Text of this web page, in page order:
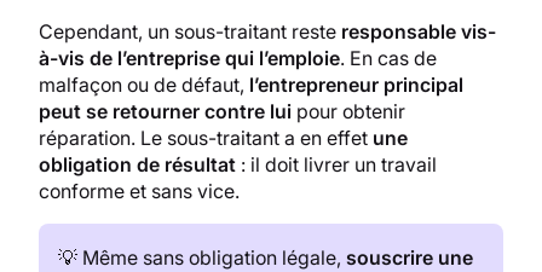
Cependant, un sous-traitant reste responsable vis-
à-vis de l’entreprise qui l’emploie. En cas de
malfaçon ou de défaut, l’entrepreneur principal
peut se retourner contre lui pour obtenir
réparation. Le sous-traitant a en effet une
obligation de résultat : il doit livrer un travail
conforme et sans vice.
💡 Même sans obligation légale, souscrire une